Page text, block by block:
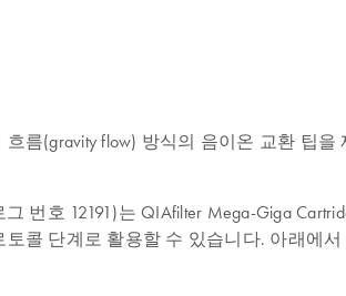
름(gravity flow) 방식의 음이온 교환 팁
번호 12191)는 QIAfilter Mega-Giga
콜 단계로 활용할 수 있습니다. 아래에